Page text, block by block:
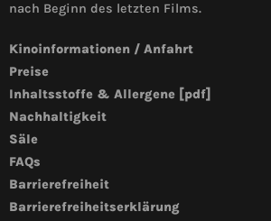
nach Beginn des letzten Films.
Kinoinformationen / Anfahrt
Preise
Inhaltsstoffe & Allergene [pdf]
Nachhaltigkeit
Säle
FAQs
Barrierefreiheit
Barrierefreiheitserklärung